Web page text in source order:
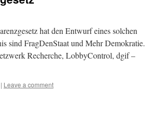
hat den Entwurf eines solchen
sind FragDenStaat und Mehr Demokratie.
Recherche, LobbyControl, dgif –
| Leave a comment